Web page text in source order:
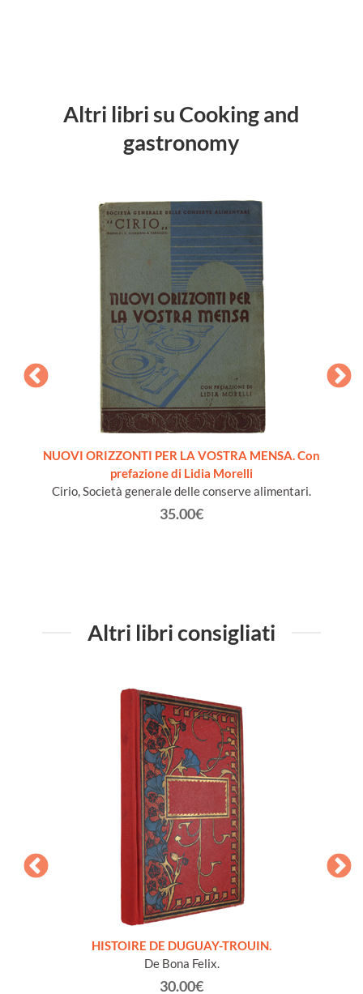
Altri libri su Cooking and
gastronomy
NUOVI ORIZZONTI PER LA VOSTRA MENSA. Con
prefazione di Lidia Morelli
Cirio, Società generale delle conserve alimentari.
35.00€
Altri libri consigliati
HISTOIRE DE DUGUAY-TROUIN.
De Bona Felix.
30.00€